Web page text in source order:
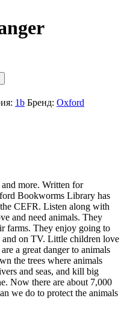
1b Бренд: Oxford
more. Written for
Bookworms Library has
CEFR. Listen along with
and need animals. They
farms. They enjoy going to
on TV. Little children love
a great danger to animals
the trees where animals
and seas, and kill big
Now there are about 7,000
we do to protect the animals